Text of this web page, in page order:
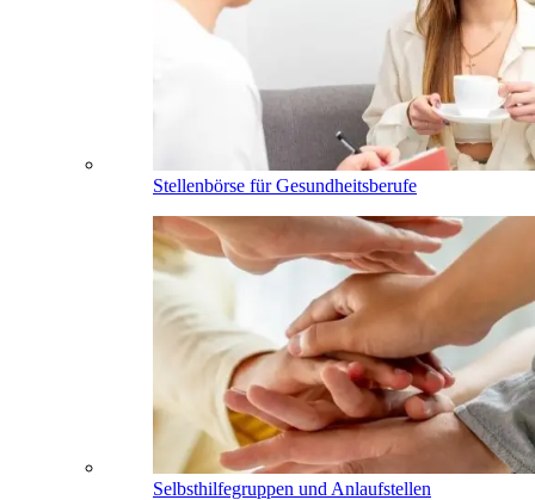
Stellenbörse für Gesundheitsberufe
Selbsthilfegruppen und Anlaufstellen